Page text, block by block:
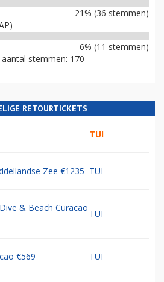
21% (36 stemmen)
6% (11 stemmen)
stemmen: 170
RETOURTICKETS
TUI
Zee €1235 TUI
& Beach Curacao
TUI
€569 TUI